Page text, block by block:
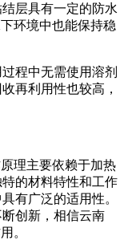
层具有一定的防水
环境中也能保持稳
程中无需使用溶剂
再利用性也较高，
理主要依赖于加热
的材料特性和工作
有广泛的适用性。
创新，相信云南
。